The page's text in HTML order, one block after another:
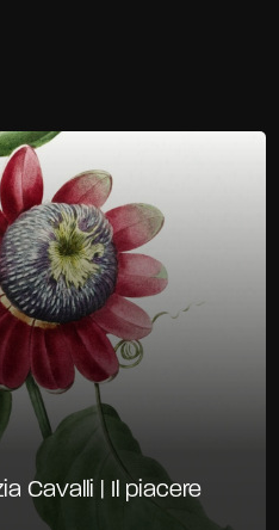
Cavalli | Il piacere